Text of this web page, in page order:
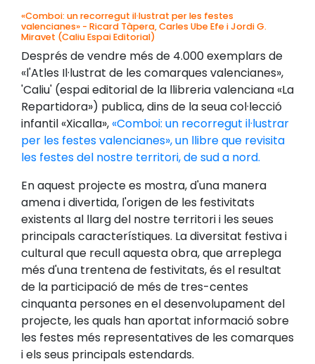
«Comboi: un recorregut il·lustrat per les festes
valencianes» - Ricard Tàpera, Carles Ube Efe i Jordi G.
Miravet (Caliu Espai Editorial)
Després de vendre més de 4.000 exemplars de
«l'Atles Il·lustrat de les comarques valencianes»,
'Caliu' (espai editorial de la llibreria valenciana «La
Repartidora») publica, dins de la seua col·lecció
infantil «Xicalla», «Comboi: un recorregut il·lustrar
per les festes valencianes», un llibre que revisita
les festes del nostre territori, de sud a nord.
En aquest projecte es mostra, d'una manera
amena i divertida, l'origen de les festivitats
existents al llarg del nostre territori i les seues
principals característiques. La diversitat festiva i
cultural que recull aquesta obra, que arreplega
més d'una trentena de festivitats, és el resultat
de la participació de més de tres-centes
cinquanta persones en el desenvolupament del
projecte, les quals han aportat informació sobre
les festes més representatives de les comarques
i els seus principals estendards.